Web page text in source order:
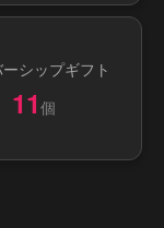
シップギフト
11 個